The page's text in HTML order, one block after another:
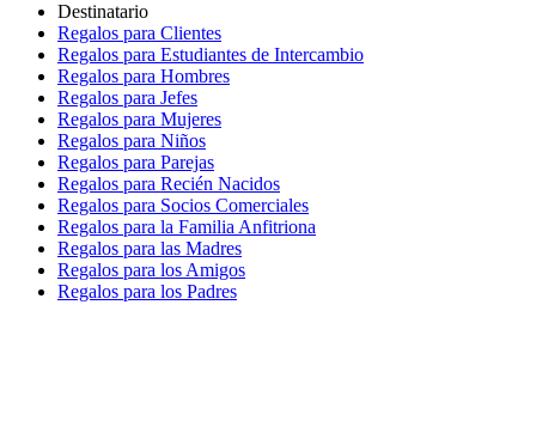
Destinatario
Regalos para Clientes
Regalos para Estudiantes de Intercambio
Regalos para Hombres
Regalos para Jefes
Regalos para Mujeres
Regalos para Niños
Regalos para Parejas
Regalos para Recién Nacidos
Regalos para Socios Comerciales
Regalos para la Familia Anfitriona
Regalos para las Madres
Regalos para los Amigos
Regalos para los Padres